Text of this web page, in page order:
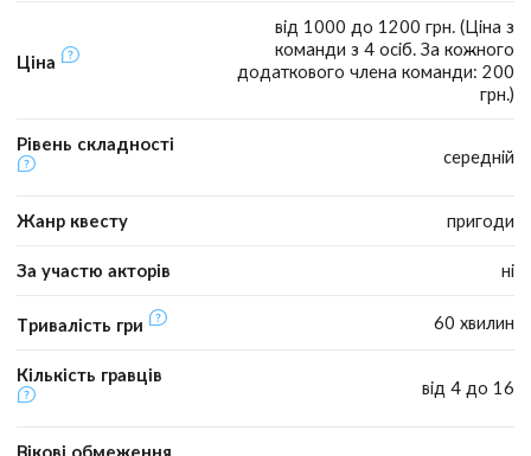
Ціна
від 1000 до 1200 грн. (Ціна з
команди з 4 осіб. За кожного
додаткового члена команди: 200
грн.)
Рівень складності
середній
Жанр квесту пригоди
За участю акторів ні
Тривалість гри 60 хвилин
Кількість гравців
від 4 до 16
Вікові обмеження